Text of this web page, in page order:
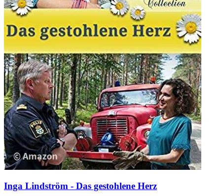
Inga Lindström - Das gestohlene Herz